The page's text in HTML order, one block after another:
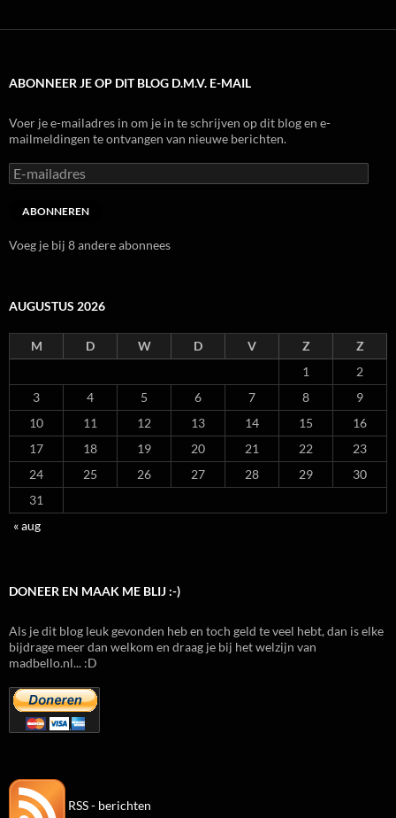
ABONNEER JE OP DIT BLOG D.M.V. E-MAIL
Voer je e-mailadres in om je in te schrijven op dit blog en e-
mailmeldingen te ontvangen van nieuwe berichten.
E-
mailadres
ABONNEREN
Voeg je bij 8 andere abonnees
AUGUSTUS 2026
M D W D V Z
Z
1
2
3
4 5 6 7 8
9
10
11 12 13 14 15
16
17
18 19 20 21 22
23
24
25 26 27 28 29
30
31
« aug
DONEER EN MAAK ME BLIJ :-)
Als je dit blog leuk gevonden heb en toch geld te veel hebt, dan is elke
bijdrage meer dan welkom en draag je bij het welzijn van
madbello.nl... :D
RSS - berichten